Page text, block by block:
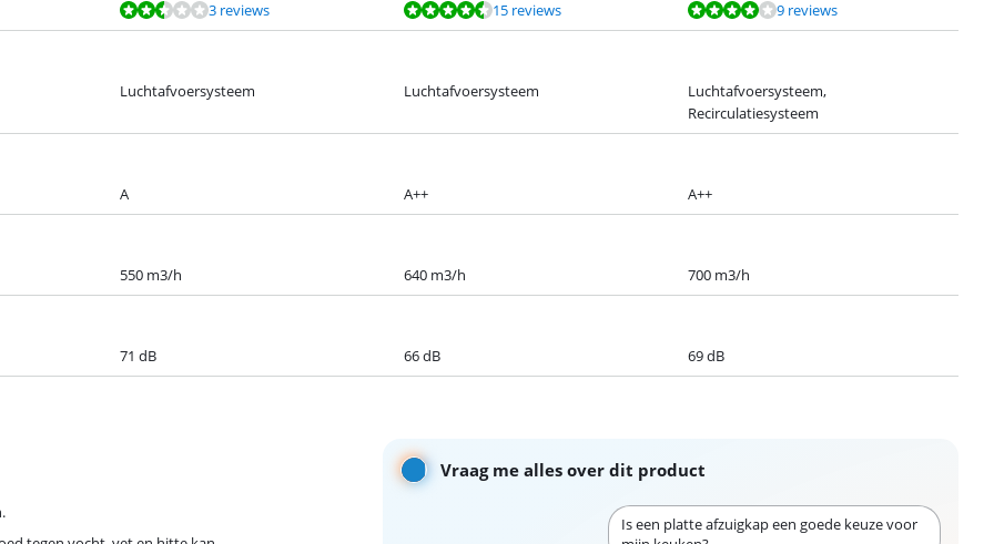
3 reviews 15 reviews 9 reviews
Luchtafvoersysteem Luchtafvoersysteem
Luchtafvoersysteem,
Recirculatiesysteem
A A++ A++
550 m3/h 640 m3/h 700 m3/h
71 dB 66 dB 69 dB
Vraag me alles over dit product
Is een platte afzuigkap een goede keuze voor